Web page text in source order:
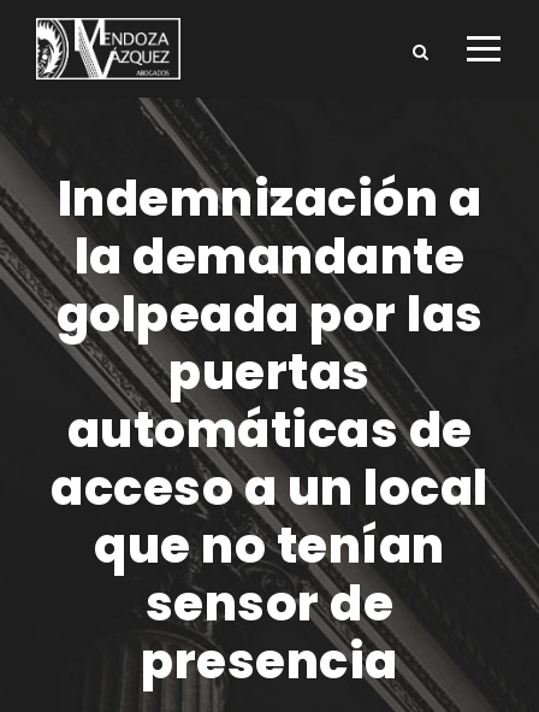
Indemnización a
la demandante
golpeada por las
puertas
automáticas de
acceso a un local
que no tenían
sensor de
presencia